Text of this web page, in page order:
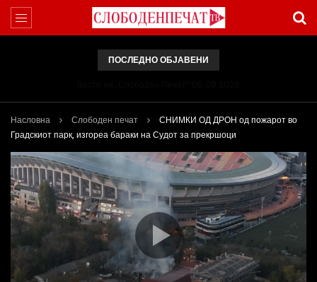
ПОСЛЕДНО ОБЈАВЕНИ
Насловна Слободен печат
СНИМКИ ОД ДРОН од пожарот во
Градскиот парк, изгореа бараки на Судот за прекршоци